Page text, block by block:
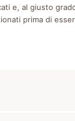
e, al giusto
prima di